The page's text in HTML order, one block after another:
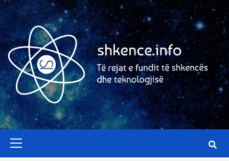
Skip
to
content
Primary